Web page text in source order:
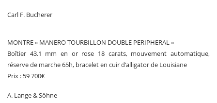
Carl F. Bucherer
MONTRE « MANERO TOURBILLON DOUBLE PERIPHERAL »
Boîtier 43.1 mm en or rose 18 carats, mouvement automatique,
réserve de marche 65h, bracelet en cuir d’alligator de Louisiane
Prix : 59 700€
A. Lange & Söhne